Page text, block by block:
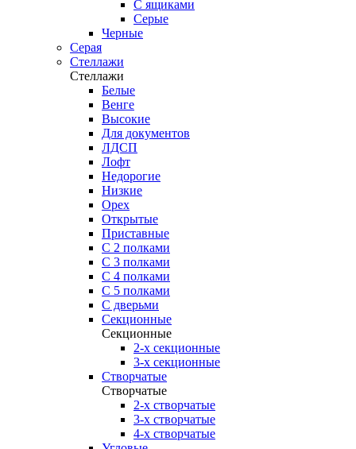
С ящиками
Серые
Черные
Серая
Стеллажи
Стеллажи
Белые
Венге
Высокие
Для документов
ЛДСП
Лофт
Недорогие
Низкие
Орех
Открытые
Приставные
С 2 полками
С 3 полками
С 4 полками
С 5 полками
С дверьми
Секционные
Секционные
2-х секционные
3-х секционные
Створчатые
Створчатые
2-х створчатые
3-х створчатые
4-х створчатые